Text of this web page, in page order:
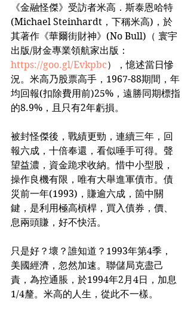
《金融怪傑》受訪者米高．斯泰恩哈特
(Michael Steinhardt，下稱米高)，於
其著作《華爾街財神》(No Bull)（ 寰宇
出版/財金專業領航家出版：
https://goo.gl/Evkpbc），憶述當日慘
況。米高乃股票高手，1967-88期間，年
均回報(扣除費用前)25%，遠勝同期標指
的8.9%，且只有2年虧損。
被封怪傑後，戰績更勁，連續三年，回
報六成，十倍奉還，看似唾手可得。聲
望益濃，資金跪求收納。惜中小型股，
操作良機有限，唯有大舉進軍債市。債
災前一年(1993)，賺逾六成，箇中關
鍵，是利用極高槓桿，買入債券，價、
息兩頭賺，好不快活。
只是好？壞？誰知道？1993年第4季，
美國經濟，忽然加速。聯儲局克盡己
責，為控通脹，於1994年2月4日，加息
1/4釐。米高的人生，從此不一樣。